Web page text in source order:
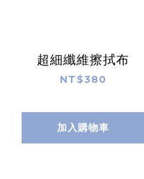
超細纖維擦拭布
NT$380
加入購物車